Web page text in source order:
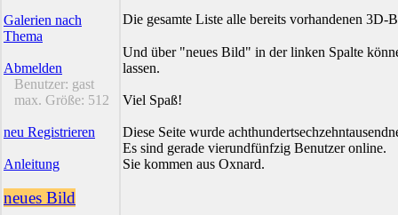
Galerien nach
Thema
Abmelden
Benutzer: gast
max. Größe: 512
neu Registrieren
Anleitung
neues Bild
Die gesamte Liste alle bereits vorhandenen
Und über "neues Bild" in der linken Spalte
lassen.
Viel Spaß!
Diese Seite wurde
Es sind gerade vierundfünfzig Benutzer online.
Sie kommen aus Oxnard.